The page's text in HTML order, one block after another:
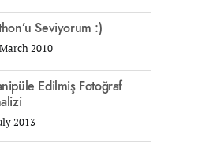
Seviyorum :)
2010
Edilmiş Fotoğraf
2013